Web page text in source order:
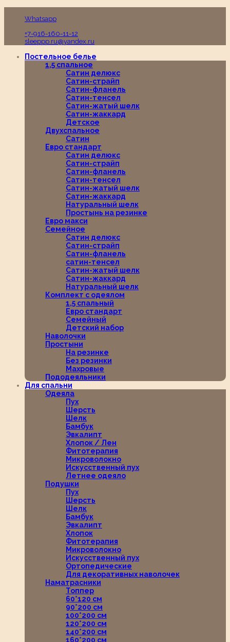
Whatsapp
+7-916-160-11-12
sleeppp.ru@yandex.ru
Постельное белье
1,5 спальное
Сатин делюкс
Сатин-страйп
Сатин-фланель
Сатин-тенсел
Сатин-жатый шелк
Сатин-жаккард
Детское
Двухспальное
Сатин
Евро стандарт
Сатин делюкс
Сатин-страйп
Сатин-фланель
Сатин-тенсел
Сатин-жатый шелк
Сатин-жаккард
Натуральный шелк
Простынь на резинке
Евро макси
Семейное
Сатин делюкс
Сатин-страйп
Сатин-фланель
сатин-тенсел
Сатин-жатый шелк
Сатин-жаккард
Натуральный шелк
Комплект с одеялом
1,5 спальный
Евро стандарт
Семейный
Детский набор
Наволочки
Простыни
На резинке
Без резинки
Махровые
Пододеяльники
Для спальни
Одеяла
Пух
Шерсть
Шелк
Бамбук
Эвкалипт
Хлопок / Лен
Фитотерапия
Микроволокно
Искусственный пух
Летнее одеяло
Подушки
Пух
Шерсть
Шелк
Бамбук
Эвкалипт
Хлопок
Фитотерапия
Микроволокно
Искусственный пух
Ортопедические
Для декоративных наволочек
Наматрасники
Топпер
60*120 см
90*200 см
100*200 см
120*200 см
140*200 см
160*200 см